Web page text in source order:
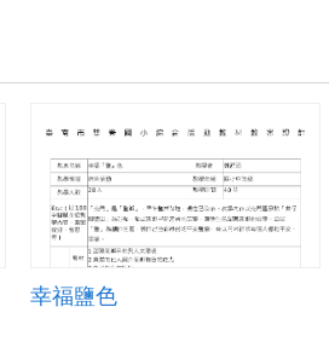
幸福鹽色